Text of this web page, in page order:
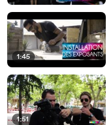
1:45
1:51